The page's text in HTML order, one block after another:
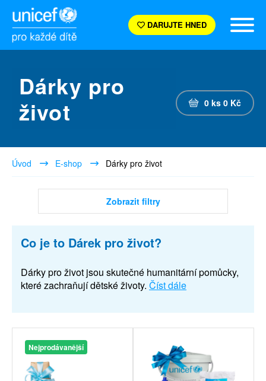
DARUJTE HNED
Dárky pro
život
0 ks 0 Kč
Úvod E-shop Dárky pro život
Zobrazit filtry
Co je to Dárek pro život?
Dárky pro život jsou skutečné humanitární pomůcky,
které zachraňují dětské životy. Číst dále
Nejprodávanější